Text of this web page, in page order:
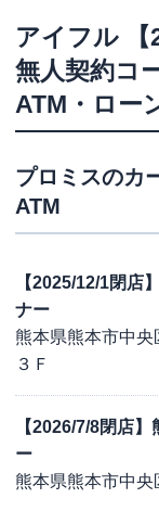
アイフル
無人契約コ
ATM・ロー
プロミスのカ
ATM
【2025/12/1閉店
ナー
熊本県熊本市中
３Ｆ
【2026/7/8閉店
ー
熊本県熊本市中央